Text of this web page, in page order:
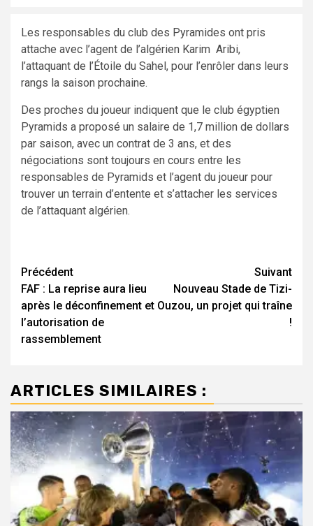
Les responsables du club des Pyramides ont pris
attache avec l’agent de l’algérien Karim Aribi,
l’attaquant de l’Étoile du Sahel, pour l’enrôler dans leurs
rangs la saison prochaine.
Des proches du joueur indiquent que le club égyptien
Pyramids a proposé un salaire de 1,7 million de dollars
par saison, avec un contrat de 3 ans, et des
négociations sont toujours en cours entre les
responsables de Pyramids et l’agent du joueur pour
trouver un terrain d’entente et s’attacher les services
de l’attaquant algérien.
Navigation
d’article
Précédent
FAF : La reprise aura lieu
après le déconfinement et
l’autorisation de
rassemblement
Suivant
Nouveau Stade de Tizi-
Ouzou, un projet qui traîne
!
ARTICLES SIMILAIRES :